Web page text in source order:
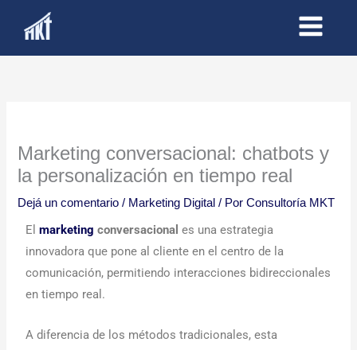
Marketing conversacional: chatbots y
la personalización en tiempo real
Dejá un comentario / Marketing Digital / PorConsultoría MKT
Elmarketing conversacional es una estrategia
innovadora que pone al cliente en el centro de la
comunicación, permitiendo interacciones bidireccionales
en tiempo real.
A diferencia de los métodos tradicionales, esta